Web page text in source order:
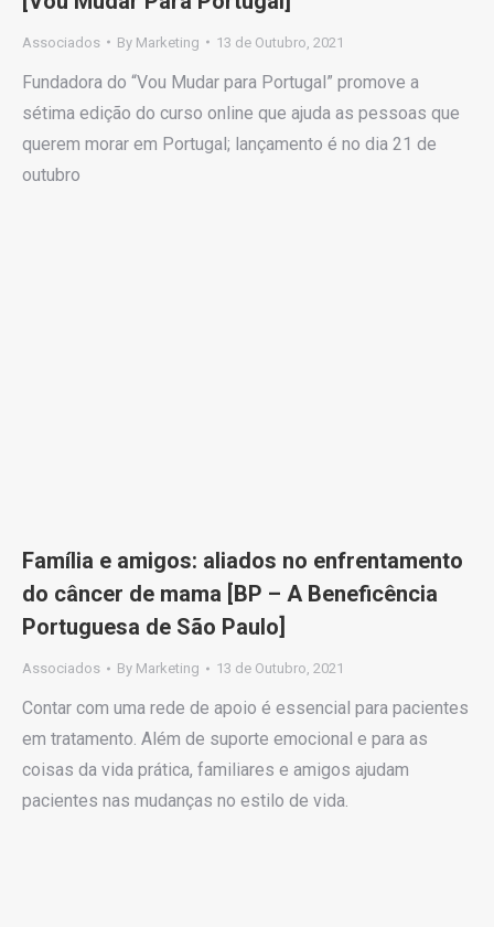
Associados By Marketing 13 de Outubro, 2021
Fundadora do “Vou Mudar para Portugal” promove a
sétima edição do curso online que ajuda as pessoas que
querem morar em Portugal; lançamento é no dia 21 de
outubro
Família e amigos: aliados no enfrentamento
do câncer de mama [BP – A Beneficência
Portuguesa de São Paulo]
Associados By Marketing 13 de Outubro, 2021
Contar com uma rede de apoio é essencial para pacientes
em tratamento. Além de suporte emocional e para as
coisas da vida prática, familiares e amigos ajudam
pacientes nas mudanças no estilo de vida.